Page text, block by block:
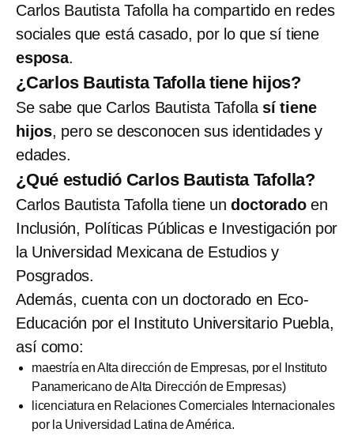
Carlos Bautista Tafolla ha compartido en redes
sociales que está casado, por lo que sí tiene
esposa.
¿Carlos Bautista Tafolla tiene hijos?
Se sabe que Carlos Bautista Tafolla sí tiene
hijos, pero se desconocen sus identidades y
edades.
¿Qué estudió Carlos Bautista Tafolla?
Carlos Bautista Tafolla tiene undoctoradoen
Inclusión, Políticas Públicas e Investigación por
la Universidad Mexicana de Estudios y
Posgrados.
Además, cuenta con un doctorado en Eco-
Educación por el Instituto Universitario Puebla,
así como:
maestría en Alta dirección de Empresas, por el Instituto
Panamericano de Alta Dirección de Empresas)
licenciatura en Relaciones Comerciales Internacionales
por la Universidad Latina de América.